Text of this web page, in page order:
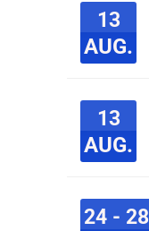
13
AUG.
13
AUG.
24 - 28